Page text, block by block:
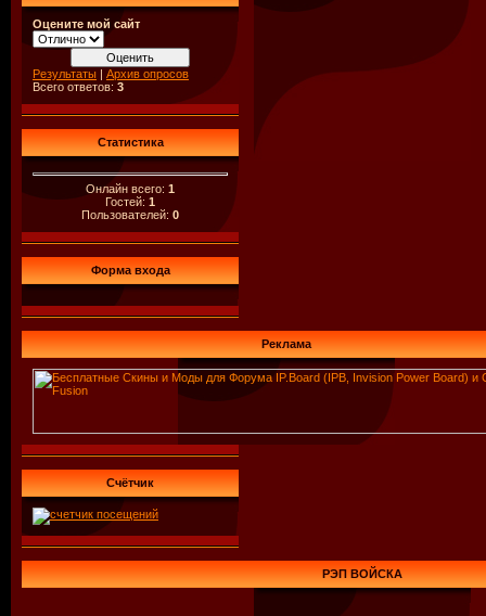
Оцените мой сайт
Результаты | Архив опросов
Всего ответов: 3
Статистика
Онлайн всего: 1
Гостей: 1
Пользователей: 0
Форма входа
Реклама
Счётчик
РЭП ВОЙСКА